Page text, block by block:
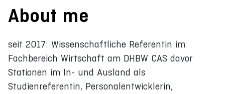
About me
seit 2017: Wissenschaftliche Referentin im
Fachbereich Wirtschaft am DHBW CAS davor
Stationen im In- und Ausland als
Studienreferentin, Personalentwicklerin,